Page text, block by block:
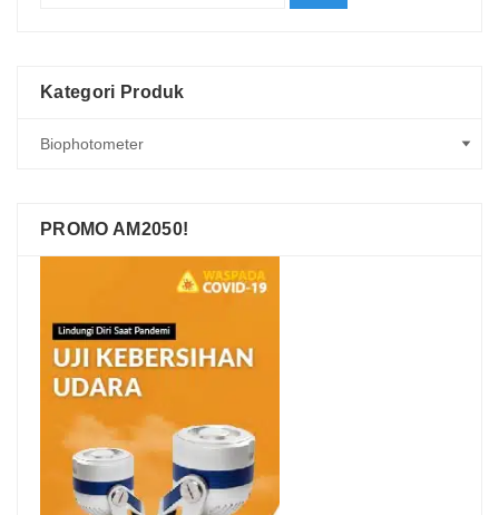
Kategori Produk
PROMO AM2050!